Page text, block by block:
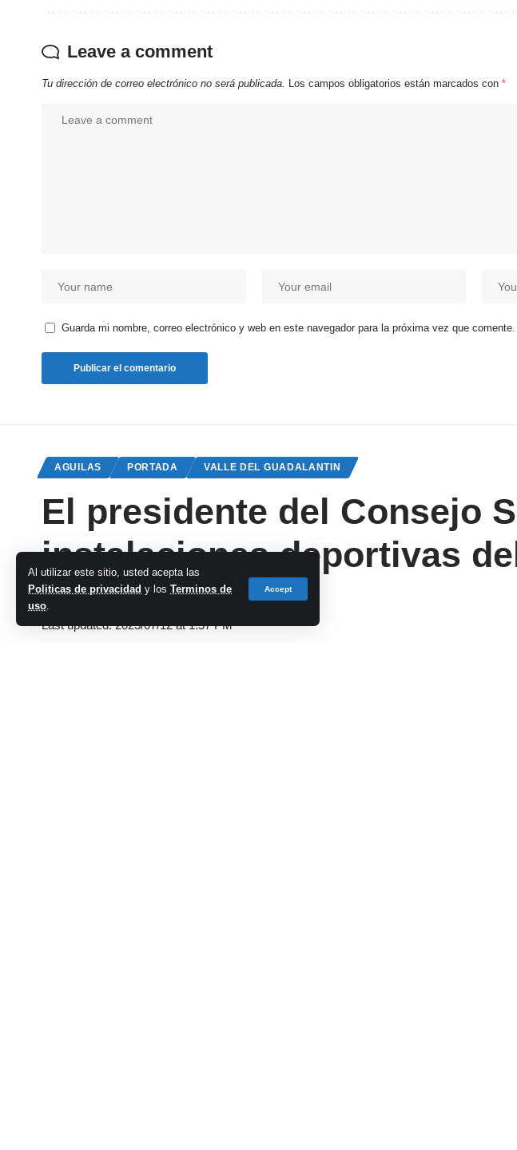
Al utilizar este sitio, usted acepta las
Politicas de privacidad y los Terminos de
uso.
Accept
Leave a comment
Tu dirección de correo electrónico no será publicada. Los campos obligatorios están marcados con *
Guarda mi nombre, correo electrónico y web en este navegador para la próxima vez que comente.
AGUILAS PORTADA VALLE DEL GUADALANTIN
El presidente del Consejo
instalaciones deportivas
Last updated: 2023/07/12 at 1:57 PM
cadena-azul